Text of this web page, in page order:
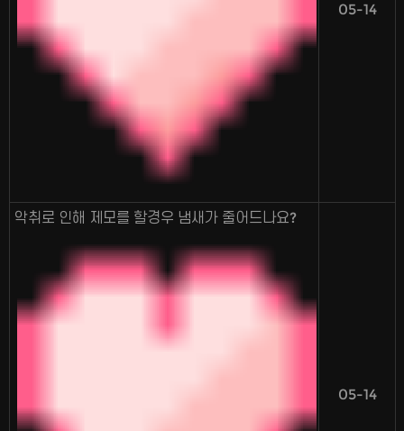
05-14
악취로 인해 제모를 할경우 냄새가 줄어드나요?
05-14